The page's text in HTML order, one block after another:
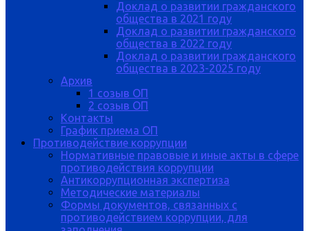
Доклад о развитии гражданского
общества в 2021 году
Доклад о развитии гражданского
общества в 2022 году
Доклад о развитии гражданского
общества в 2023-2025 году
Архив
1 созыв ОП
2 созыв ОП
Контакты
График приема ОП
Противодействие коррупции
Нормативные правовые и иные акты в сфере
противодействия коррупции
Антикоррупционная экспертиза
Методические материалы
Формы документов, связанных с
противодействием коррупции, для